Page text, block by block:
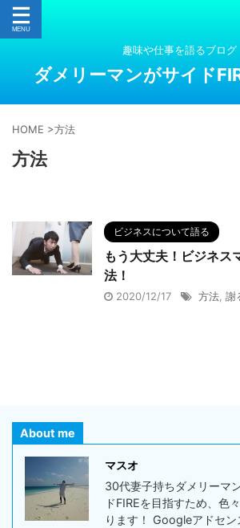
趣味や仕事を語るブログ
ダメリーマンがサイド
HOME >方法
方法
ビジネスについて語る
もう大丈夫！ビジネス
法！
2020/12/17 方法 謝
About me
マスオ
30代妻子持ちダメリーマ
ドFIREを目指すため、色
ります！ Googleアドセ